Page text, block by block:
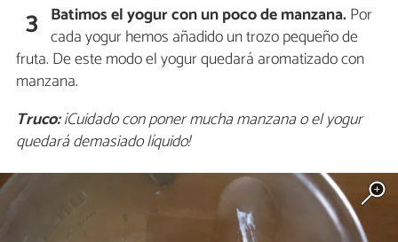
3 Batimos el yogur con un poco de manzana.Por
cada yogur hemos añadido un trozo pequeño de
fruta. De este modo el yogur quedará aromatizado con
manzana.
Truco:¡Cuidado con poner mucha manzana o el yogur
quedará demasiado líquido!